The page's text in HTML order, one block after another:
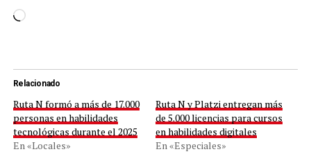
Cargando...
Relacionado
Ruta N formó a más de 17.000
personas en habilidades
tecnológicas durante el 2025
En «Locales»
Ruta N y Platzi entregan más
de 5.000 licencias para cursos
en habilidades digitales
En «Especiales»